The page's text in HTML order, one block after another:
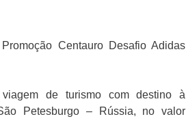
Centauro Desafio Adidas
de turismo com destino à
Petesburgo – Rússia, no valor